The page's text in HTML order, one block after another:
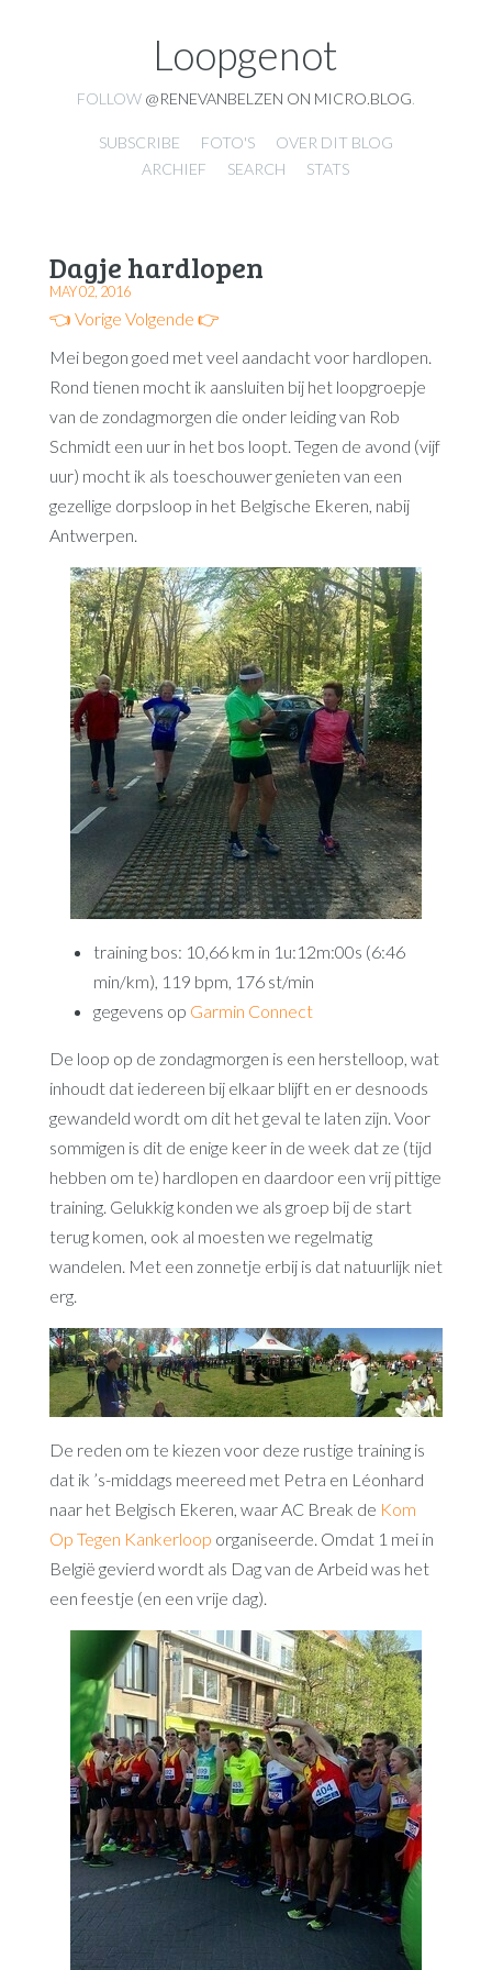
Loopgenot
FOLLOW @RENEVANBELZEN ON MICRO.BLOG
SUBSCRIBE FOTO'S
OVER DIT BLOG
ARCHIEF
SEARCH STATS
Dagje hardlopen
MAY 02, 2016
👈 Vorige Volgende 👉
Mei begon goed met veel aandacht voor hardlopen.
Rond tienen mocht ik aansluiten bij het loopgroepje
van de zondagmorgen die onder leiding van Rob
Schmidt een uur in het bos loopt. Tegen de avond (vijf
uur) mocht ik als toeschouwer genieten van een
gezellige dorpsloop in het Belgische Ekeren, nabij
Antwerpen.
training bos: 10,66 km in 1u:12m:00s (6:46
min/km), 119 bpm, 176 st/min
gegevens op Garmin Connect
De loop op de zondagmorgen is een herstelloop, wat
inhoudt dat iedereen bij elkaar blijft en er desnoods
gewandeld wordt om dit het geval te laten zijn. Voor
sommigen is dit de enige keer in de week dat ze (tijd
hebben om te) hardlopen en daardoor een vrij pittige
training. Gelukkig konden we als groep bij de start
terug komen, ook al moesten we regelmatig
wandelen. Met een zonnetje erbij is dat natuurlijk niet
erg.
De reden om te kiezen voor deze rustige training is
dat ik ’s-middags meereed met Petra en Léonhard
naar het Belgisch Ekeren, waar AC Break de Kom
Op Tegen Kankerloop organiseerde. Omdat 1 mei in
België gevierd wordt als Dag van de Arbeid was het
een feestje (en een vrije dag).